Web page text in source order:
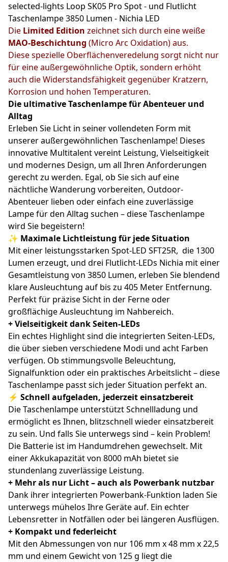
selected-lights Loop SK05 Pro Spot - und Flutlicht
Taschenlampe 3850 Lumen - Nichia LED
Die Limited Edition zeichnet sich durch eine weiße
MAO-Beschichtung (Micro Arc Oxidation) aus.
Diese spezielle Oberflächenveredelung sorgt nicht nur
für eine außergewöhnliche Optik, sondern erhöht
auch die Widerstandsfähigkeit gegenüber Kratzern,
Korrosion und hohen Temperaturen.
Die ultimative Taschenlampe für Abenteuer und
Alltag
Erleben Sie Licht in seiner vollendeten Form mit
unserer außergewöhnlichen Taschenlampe! Dieses
innovative Multitalent vereint Leistung, Vielseitigkeit
und modernes Design, um all Ihren Anforderungen
gerecht zu werden. Egal, ob Sie sich auf eine
nächtliche Wanderung vorbereiten, Outdoor-
Abenteuer lieben oder einfach eine zuverlässige
Lampe für den Alltag suchen – diese Taschenlampe
wird Sie begeistern!
✨ Maximale Lichtleistung für jede Situation
Mit einer leistungsstarken Spot-LED SFT25R, die 1300
Lumen erzeugt, und drei Flutlicht-LEDs Nichia mit einer
Gesamtleistung von 3850 Lumen, erleben Sie blendend
klare Ausleuchtung auf bis zu 405 Meter Entfernung.
Perfekt für präzise Sicht in der Ferne oder
großflächige Ausleuchtung im Nahbereich.
+ Vielseitigkeit dank Seiten-LEDs
Ein echtes Highlight sind die integrierten Seiten-LEDs,
die über sieben verschiedene Modi und acht Farben
verfügen. Ob stimmungsvolle Beleuchtung,
Signalfunktion oder ein praktisches Arbeitslicht – diese
Taschenlampe passt sich jeder Situation perfekt an.
⚡ Schnell aufgeladen, jederzeit einsatzbereit
Die Taschenlampe unterstützt Schnellladung und
ermöglicht es Ihnen, blitzschnell wieder einsatzbereit
zu sein. Und falls Sie unterwegs sind – kein Problem!
Die Batterie ist im Handumdrehen gewechselt. Mit
einer Akkukapazität von 8000 mAh bietet sie
stundenlang zuverlässige Leistung.
+ Mehr als nur Licht – auch als Powerbank nutzbar
Dank ihrer integrierten Powerbank-Funktion laden Sie
unterwegs mühelos Ihre Geräte auf. Ein echter
Lebensretter in Notfällen oder bei längeren Ausflügen.
+ Kompakt und federleicht
Mit den Abmessungen von nur 106 mm x 48 mm x 22,5
mm und einem Gewicht von 125 g liegt die